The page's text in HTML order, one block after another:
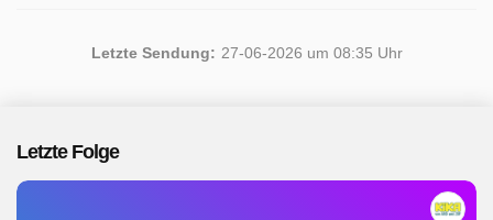
Letzte Sendung: 27-06-2026 um 08:35 Uhr
Letzte Folge